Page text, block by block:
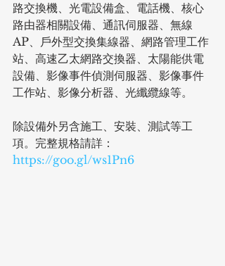
路交換機、光電設備盒、電話機、核心
路由器相關設備、通訊伺服器、無線
AP、戶外型交換集線器、網路管理工作
站、高速乙太網路交換器、太陽能供電
設備、影像事件偵測伺服器、影像事件
工作站、影像分析器、光纖纜線等。
除設備外另含施工、安裝、測試等工
項。完整規格請詳：
https://goo.gl/ws1Pn6